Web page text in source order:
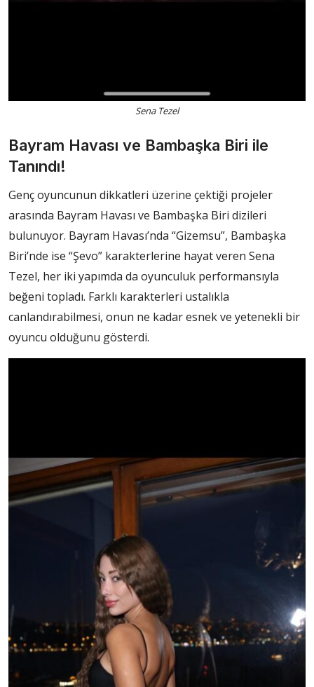
Sena Tezel
Bayram Havası ve Bambaşka Biri ile
Tanındı!
Genç oyuncunun dikkatleri üzerine çektiği projeler
arasında Bayram Havası ve Bambaşka Biri dizileri
bulunuyor. Bayram Havası’nda “Gizemsu”, Bambaşka
Biri’nde ise “Şevo” karakterlerine hayat veren Sena
Tezel, her iki yapımda da oyunculuk performansıyla
beğeni topladı. Farklı karakterleri ustalıkla
canlandırabilmesi, onun ne kadar esnek ve yetenekli bir
oyuncu olduğunu gösterdi.